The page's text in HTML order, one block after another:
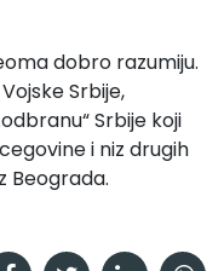
dobro razumiju.
Srbije,
Srbije koji
i niz drugih
Beograda.